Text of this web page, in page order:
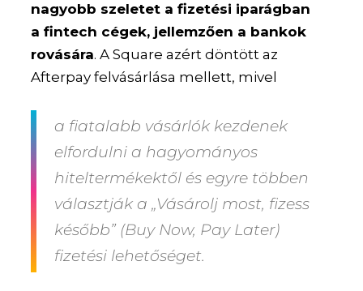
nagyobb szeletet a fizetési iparágban
a fintech cégek, jellemzően a bankok
rovására. A Square azért döntött az
Afterpay felvásárlása mellett, mivel
a fiatalabb vásárlók kezdenek
elfordulni a hagyományos
hiteltermékektől és egyre többen
választják a „Vásárolj most, fizess
később” (Buy Now, Pay Later)
fizetési lehetőséget.